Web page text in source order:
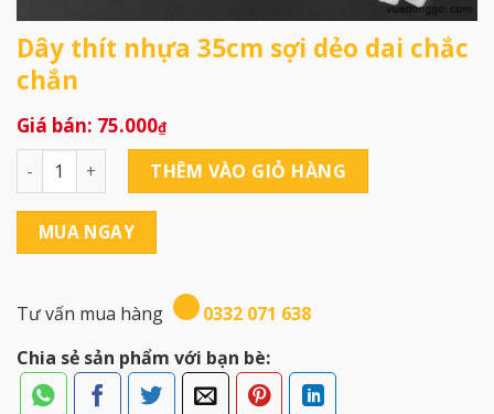
Dây thít nhựa 35cm sợi dẻo dai chắc
chắn
75.000₫
Dây thít nhựa 35cm sợi dẻo dai chắc chắn số lượng
THÊM VÀO GIỎ HÀNG
MUA NGAY
Tư vấn mua hàng
0332 071 638
Chia sẻ sản phẩm với bạn bè: